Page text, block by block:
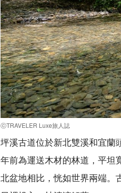
ⓒTRAVELER Luxe旅人誌
坪溪古道位於新北雙溪和宜蘭
年前為運送木材的林道，平坦
北盆地相比，恍如世界兩端。